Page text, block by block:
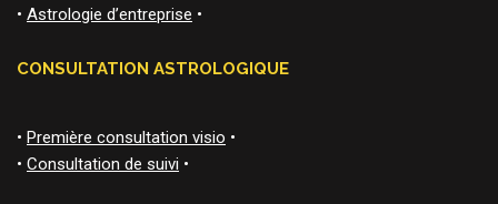
• Astrologie d’entreprise •
CONSULTATION ASTROLOGIQUE
• Première consultation visio •
• Consultation de suivi •